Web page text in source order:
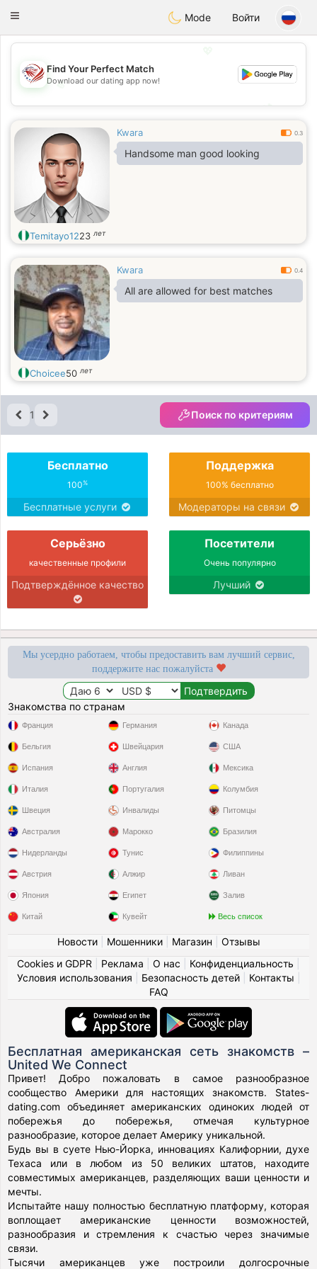
Dating
Toggle
Mode Войти
💖
💕
Find Your Perfect Match
Download our dating app now!
Kwara 0.3
Handsome man good looking
Temitayo1223 лет
Kwara 0.4
All are allowed for best matches
Choicee50 лет
1 Поиск по критериям
Бесплатно
100%
Бесплатные услуги
Поддержка
100% бесплатно
Модераторы на связи
Серьёзно
качественные профили
Подтверждённое качество
Посетители
Очень популярно
Лучший
Мы усердно работаем, чтобы предоставить вам лучший сервис,
поддержите нас пожалуйста
Знакомства по странам
Франция
Бельгия
Испания
Италия
Швеция
Германия
Швейцария
Англия
Португалия
Инвалиды
Канада
США
Мексика
Колумбия
Питомцы
Австралия
Нидерланды
Австрия
Япония
Китай
Марокко
Тунис
Алжир
Египет
Кувейт
Бразилия
Филиппины
Ливан
Залив
Весь список
Новости| Мошенники| Магазин
Отзывы
Cookies и GDPR
Реклама О нас Конфиденциальность
Условия использования
Безопасность детей| Контакты
FAQ
Бесплатная американская сеть знакомств –
United We Connect
Привет! Добро пожаловать в самое разнообразное
сообщество Америки для настоящих знакомств. States-
dating.com объединяет американских одиноких людей от
побережья до побережья, отмечая культурное
разнообразие, которое делает Америку уникальной.
Будь вы в суете Нью-Йорка, инновациях Калифорнии, духе
Техаса или в любом из 50 великих штатов, находите
совместимых американцев, разделяющих ваши ценности и
мечты.
Испытайте нашу полностью бесплатную платформу, которая
воплощает американские ценности возможностей,
разнообразия и стремления к счастью через значимые
связи.
Тысячи американцев уже построили долгосрочные